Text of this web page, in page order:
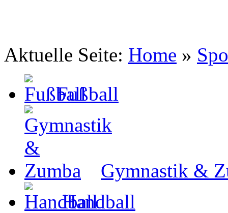
Aktuelle Seite: Home »
Fußball
Gymnastik &
Handball